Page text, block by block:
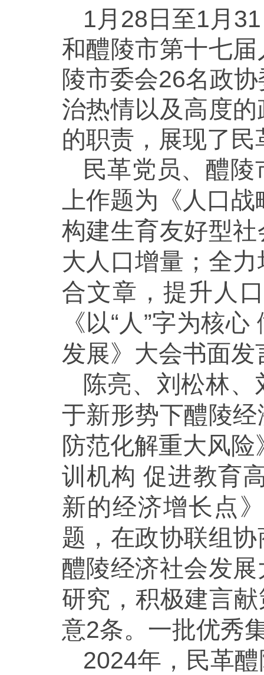
1月28日至1月
和醴陵市第十七
陵市委会26名政
治热情以及高度
的职责，展现了民
民革党员、醴
上作题为《人口
构建生育友好型
大人口增量；全
合文章，提升人
《以“人”字为核
发展》大会书面发
陈亮、刘松林
于新形势下醴陵
防范化解重大风
训机构 促进教育
新的经济增长点
题，在政协联组
醴陵经济社会发
研究，积极建言
意2条。一批优秀
2024年，民革